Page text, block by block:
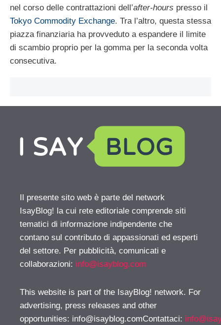
nel corso delle contrattazioni dell’after-hours presso il
Tokyo Commodity Exchange. Tra l’altro, questa stessa
piazza finanziaria ha provveduto a espandere il limite
di scambio proprio per la gomma per la seconda volta
consecutiva.
Il presente sito web è parte del network
IsayBlog! la cui rete editoriale comprende siti
tematici di informazione indipendente che
contano sul contributo di appassionati ed esperti
del settore. Per pubblicità, comunicati e
collaborazioni: info@isayblog.com
This website is part of the IsayBlog! network. For
advertising, press releases and other
opportunities: info@isayblog.comContattaci: